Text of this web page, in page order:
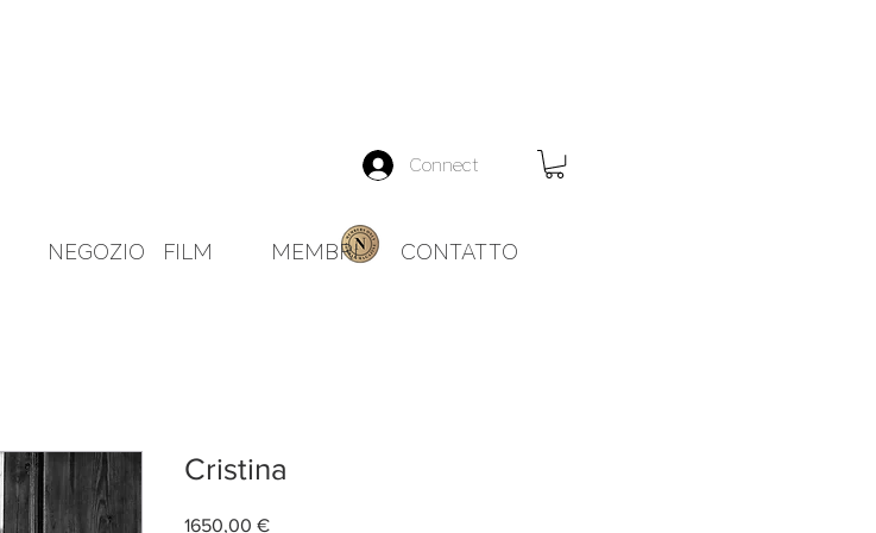
Connect
Cristina
1650,00 €Prezzo
NEGOZIO FILM MEMBRI CONTATTO